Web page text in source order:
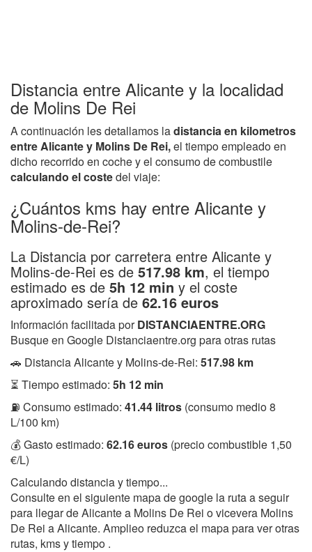
Distancia entre Alicante y la localidad
de Molins De Rei
A continuación les detallamos ladistancia en kilometros
entre Alicante y Molins De Rei,el tiempo empleado en
dicho recorrido en coche y el consumo de combustile
calculando el costedel viaje:
¿Cuántos kms hay entre Alicante y
Molins-de-Rei?
La Distancia por carretera entre Alicante y
Molins-de-Rei es de 517.98 km, el tiempo
estimado es de 5h 12 min y el coste
aproximado sería de 62.16 euros
Información facilitada porDISTANCIAENTRE.ORG
Busque en Google Distanciaentre.org para otras rutas
🚗 Distancia Alicante y Molins-de-Rei: 517.98 km
⏳ Tiempo estimado: 5h 12 min
⛽ Consumo estimado: 41.44 litros (consumo medio 8
L/100 km)
💰 Gasto estimado: 62.16 euros (precio combustible 1,50
€/L)
Calculando distancia y tiempo...
Consulte en el siguiente mapa de google la ruta a seguir
para llegar de Alicante a Molins De Rei o vicevera Molins
De Rei a Alicante. Amplieo reduzca el mapa para ver otras
rutas, kms y tiempo .